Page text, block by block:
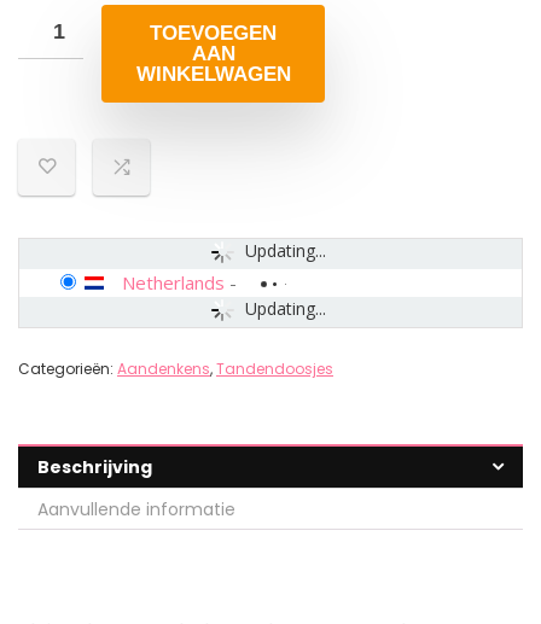
TOEVOEGEN
AAN
WINKELWAGEN
Updating...
Updating...
Netherlands -
Categorieën: Aandenkens,Tandendoosjes
Beschrijving
Aanvullende informatie